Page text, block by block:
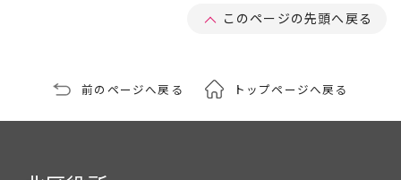
このページの先頭へ戻る
前のページへ戻る トップページへ戻る